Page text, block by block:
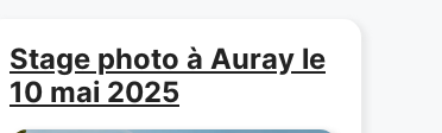
Stage photo à Auray le
10 mai 2025